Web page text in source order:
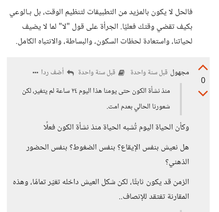
فالحل لا يكون بالمزيد من التطبيقات لتنظيم الوقت، بل بـالوعي
بكيف تقضي وقتك فعليًا. الجرأة على قول "لا" لما لا يضيف
لحياتنا، واستعادة لحظات السكون، والبساطة، والانتباه الكامل.
0
مجهول قبل سنة واحدة قبل سنة واحدة
أضف ردا
منذ نشأة الكون حتى يومنا هذا اليوم ٢٤ ساعة لم يتغير، لكن
شعورنا الحالي بعدم امت.
وكأن الحياة اليوم تُشبه الحياة منذ نشأة الكون فعلًا
هل نعيش بنفس الإيقاع؟ بنفس الضغوط؟ بنفس الحضور
الذهني؟
الزمن قد يكون ثابتًا، لكن شكل العيش داخله تغيّر تمامًا، وهذه
المقارنة تفتقد للإنصاف..